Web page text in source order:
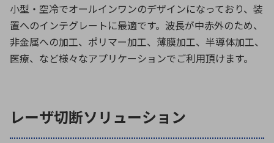
小型・空冷でオールインワンのデザインになっており、装
置へのインテグレートに最適です。波長が中赤外のため、
非金属への加工、ポリマー加工、薄膜加工、半導体加工、
医療、など様々なアプリケーションでご利用頂けます。
レーザ切断ソリューション